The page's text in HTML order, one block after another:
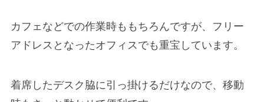
カフェなどでの作業時ももちろんですが、フリー
アドレスとなったオフィスでも重宝しています。
着席したデスク脇に引っ掛けるだけなので、移動